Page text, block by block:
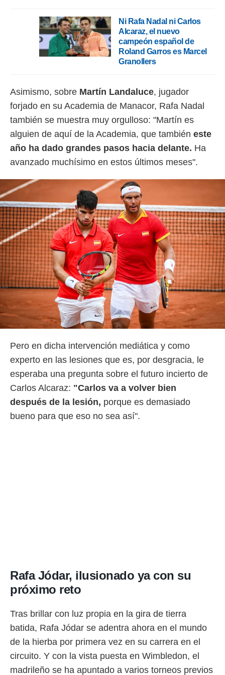
contenido
de la
el
de
de
de
uso de
con el
e
mediante
publicidad
Ni Rafa Nadal ni Carlos
Alcaraz, el nuevo
campeón español de
Roland Garros es Marcel
Granollers
Asimismo, sobre Martín Landaluce, jugador
forjado en su Academia de Manacor, Rafa Nadal
también se muestra muy orgulloso: "Martín es
alguien de aquí de la Academia, que también este
año ha dado grandes pasos hacia delante. Ha
avanzado muchísimo en estos últimos meses".
Pero en dicha intervención mediática y como
experto en las lesiones que es, por desgracia, le
esperaba una pregunta sobre el futuro incierto de
Carlos Alcaraz: "Carlos va a volver bien
después de la lesión, porque es demasiado
bueno para que eso no sea así".
Rafa Jódar, ilusionado ya con su
próximo reto
Tras brillar con luz propia en la gira de tierra
batida, Rafa Jódar se adentra ahora en el mundo
de la hierba por primera vez en su carrera en el
circuito. Y con la vista puesta en Wimbledon, el
madrileño se ha apuntado a varios torneos previos